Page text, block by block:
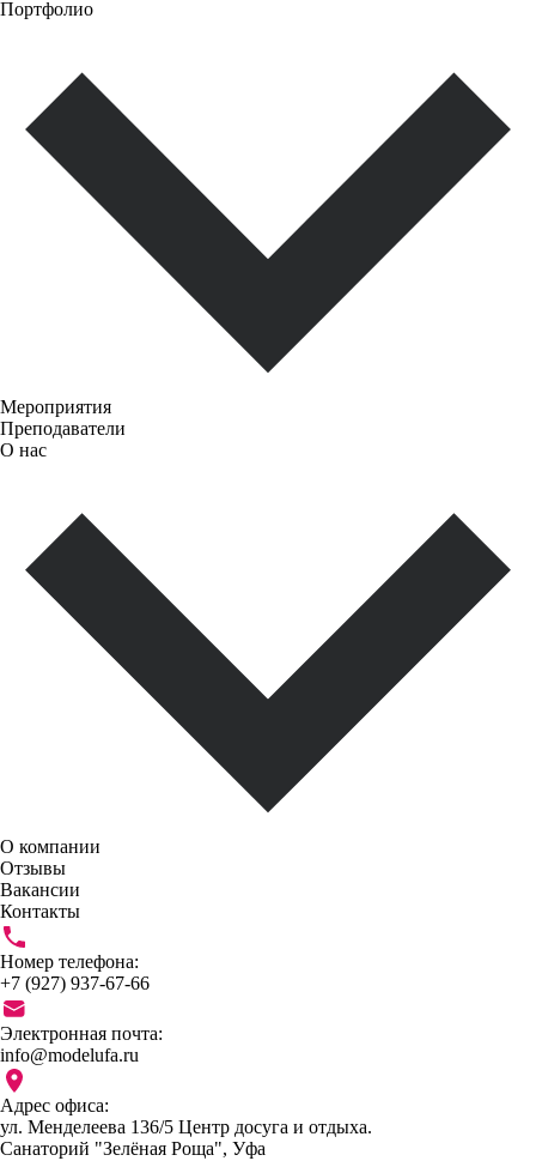
Портфолио
Мероприятия
Преподаватели
О нас
О компании
Отзывы
Вакансии
Контакты
Номер телефона:
+7 (927) 937-67-66
Электронная почта:
info@modelufa.ru
Адрес офиса:
ул. Менделеева 136/5 Центр досуга и отдыха.
Санаторий "Зелёная Роща", Уфа